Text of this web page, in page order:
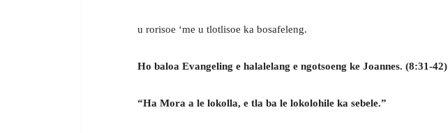
u rorisoe ‘me u tlotlisoe ka bosafeleng.
Ho baloa Evangeling e halalelang e ngotsoeng ke Joannes. (8:31-42)
“Ha Mora a le lokolla, e tla ba le lokolohile ka sebele.”